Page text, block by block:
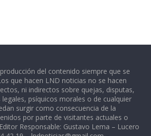
del contenido siempre que se
que hacen LND noticias no se hacen
ni indirectos sobre quejas, disputas,
psíquicos morales o de cualquier
surgir como consecuencia de la
por parte de visitantes actuales o
Responsable: Gustavo Lema – Lucero